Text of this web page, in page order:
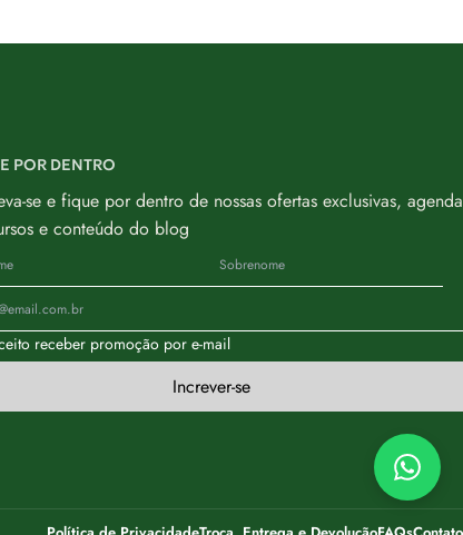
POR DENTRO
se e fique por dentro de nossas ofertas exclusivas, agenda
e conteúdo do blog
receber promoção por e-mail
Increver-se